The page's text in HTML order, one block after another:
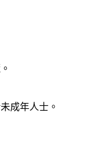
成年人士。